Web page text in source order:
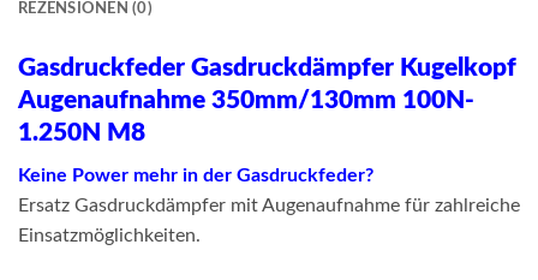
REZENSIONEN (0)
Gasdruckfeder Gasdruckdämpfer Kugelkopf
Augenaufnahme 350mm/130mm 100N-
1.250N M8
Keine Power mehr in der Gasdruckfeder?
Ersatz Gasdruckdämpfer mit Augenaufnahme für zahlreiche
Einsatzmöglichkeiten.